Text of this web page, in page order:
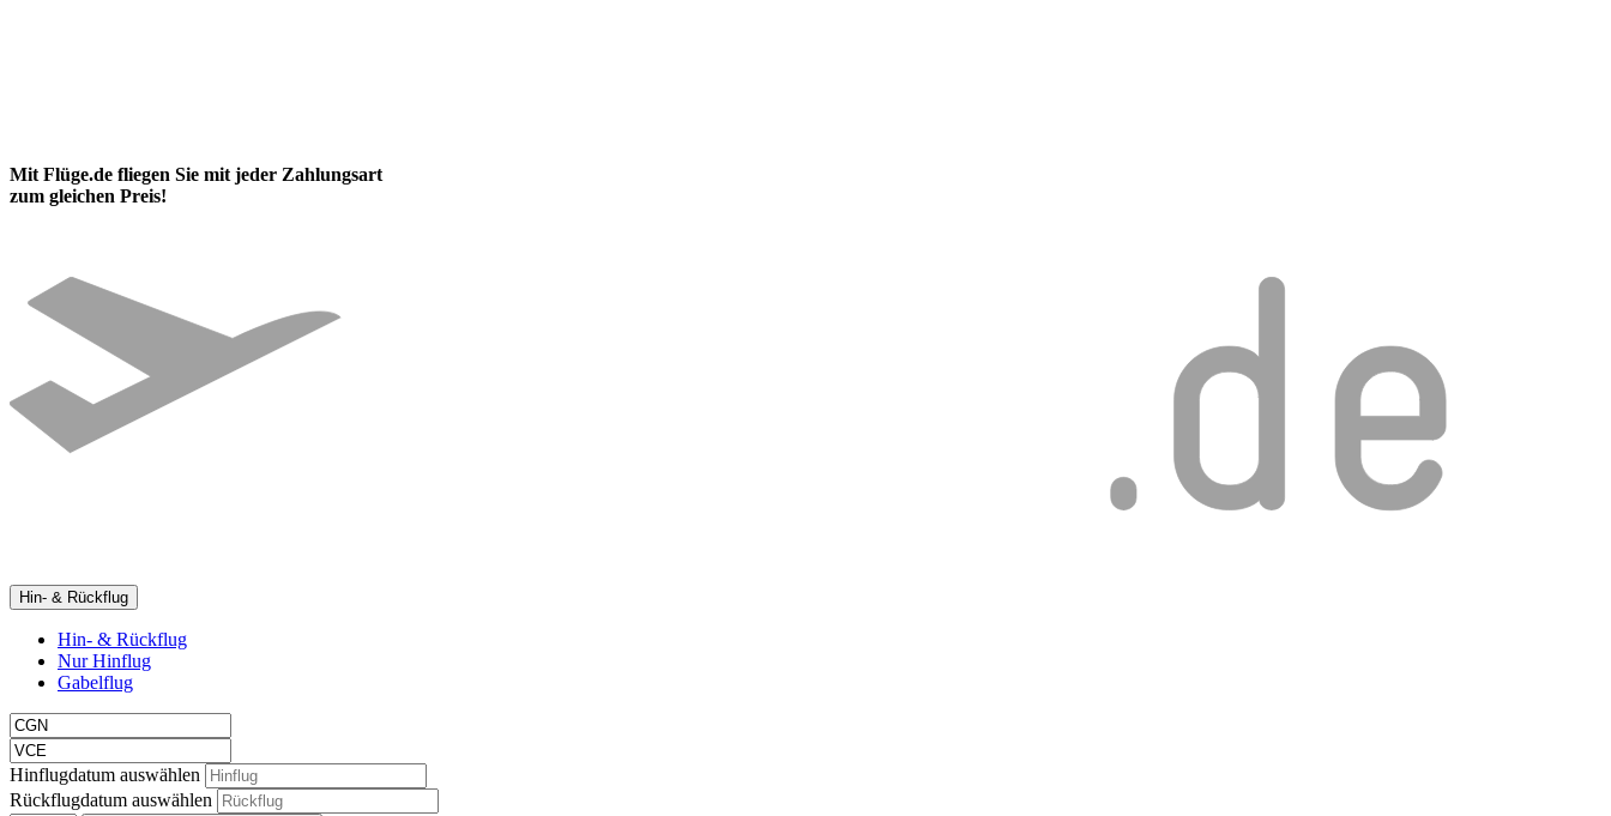
Mit Flüge.de fliegen Sie mit jeder Zahlungsart
zum gleichen Preis!
Hin- & Rückflug
Hin- & Rückflug
Nur Hinflug
Gabelflug
Hinflugdatum auswählen
Rückflugdatum auswählen